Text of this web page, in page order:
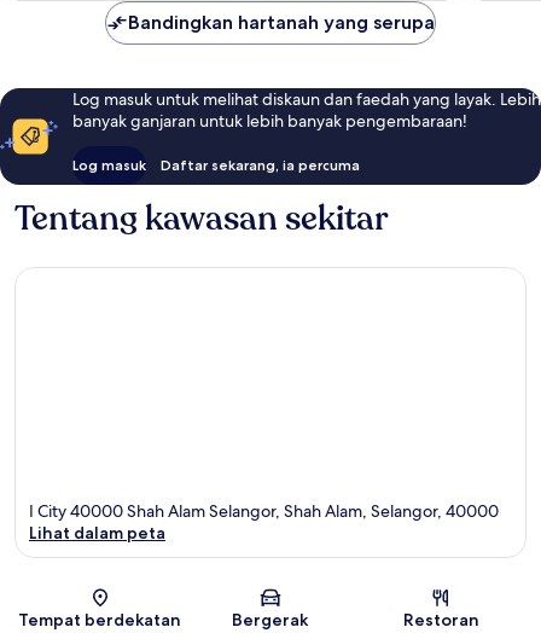
Bandingkan hartanah yang serupa
Log masuk untuk melihat diskaun dan faedah yang layak. Lebih
banyak ganjaran untuk lebih banyak pengembaraan!
Log masuk Daftar sekarang, ia percuma
Tentang kawasan sekitar
Peta
I City 40000 Shah Alam Selangor, Shah Alam, Selangor, 40000
Lihat dalam peta
Tempat berdekatan Bergerak Restoran